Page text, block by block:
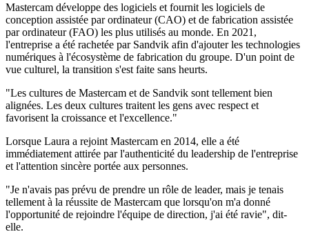
Mastercam développe des logiciels et fournit les logiciels de
conception assistée par ordinateur (CAO) et de fabrication assistée
par ordinateur (FAO) les plus utilisés au monde. En 2021,
l'entreprise a été rachetée par Sandvik afin d'ajouter les technologies
numériques à l'écosystème de fabrication du groupe. D'un point de
vue culturel, la transition s'est faite sans heurts.
"Les cultures de Mastercam et de Sandvik sont tellement bien
alignées. Les deux cultures traitent les gens avec respect et
favorisent la croissance et l'excellence."
Lorsque Laura a rejoint Mastercam en 2014, elle a été
immédiatement attirée par l'authenticité du leadership de l'entreprise
et l'attention sincère portée aux personnes.
"Je n'avais pas prévu de prendre un rôle de leader, mais je tenais
tellement à la réussite de Mastercam que lorsqu'on m'a donné
l'opportunité de rejoindre l'équipe de direction, j'ai été ravie", dit-
elle.